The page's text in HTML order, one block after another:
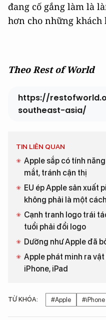
đang cố gắng làm là
hơn cho những khách
Theo Rest of World
https://
southeast-asia/
TIN LIÊN QUAN
Apple sắp có tính
mắt, tránh cận thị
EU ép Apple sản xuất
không phải là một
Cạnh tranh logo trái
tuổi phải đổi logo
Dường như Apple đã
Apple phát minh ra
iPhone, iPad
TỪ KHÓA: #Apple #iPhone